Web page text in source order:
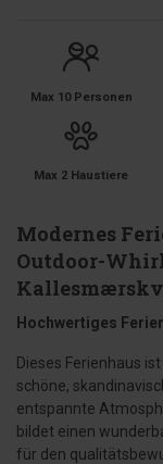
Max 10 Personen
Max 2 Haustiere
Modernes
Outdoor-
Hochwertiges
Dieses Ferienhaus
schöne,
entspannte
bildet einen
für den